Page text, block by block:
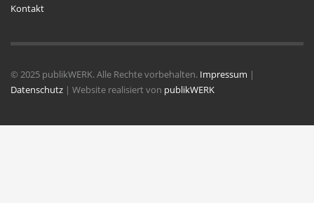
Kontakt
© 2025 publikWERK. Alle Rechte vorbehalten. Impressum |
Datenschutz | Website realisiert von publikWERK